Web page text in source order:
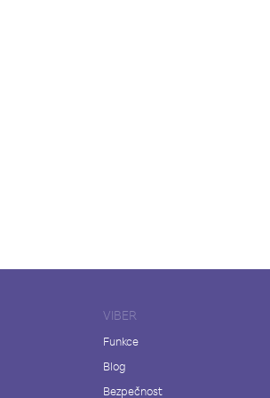
VIBER
Funkce
Blog
Bezpečnost